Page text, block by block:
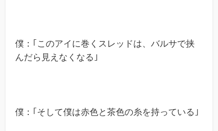
僕：｢このアイに巻くスレッドは、バルサで挟
んだら見えなくなる｣
僕：｢そして僕は赤色と茶色の糸を持っている｣